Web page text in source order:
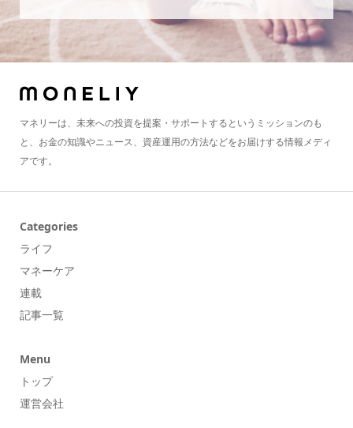
マネリーは、未来への投資を提案・サポートするというミッションのも
と、お金の知識やニュース、資産運用の方法などをお届けする情報メディ
アです。
Categories
ライフ
マネーケア
連載
記事一覧
Menu
トップ
運営会社